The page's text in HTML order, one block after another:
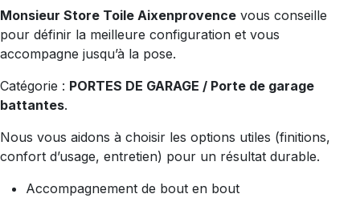
Monsieur Store Toile Aixenprovence vous conseille
pour définir la meilleure configuration et vous
accompagne jusqu’à la pose.
Catégorie : PORTES DE GARAGE / Porte de garage
battantes.
Nous vous aidons à choisir les options utiles (finitions,
confort d’usage, entretien) pour un résultat durable.
Accompagnement de bout en bout